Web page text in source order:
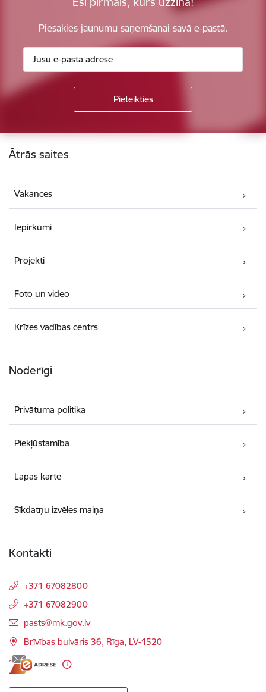
Piesakies jaunumu saņemšanai savā e-pastā.
Kājene
Ātrās saites
Vakances
Iepirkumi
Projekti
Foto un video
Krīzes vadības centrs
Noderīgi
Privātuma politika
Piekļūstamība
Lapas karte
Sīkdatņu izvēles maiņa
Kontakti
+371 67082800
+371 67082900
E-pasts:
pasts@mk.gov.lv
Brīvības bulvāris 36, Rīga, LV-1520